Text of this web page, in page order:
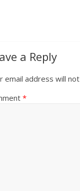
a Reply
email address will
*